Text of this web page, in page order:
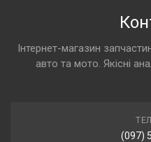
Інтернет-магазин
авто та мото. Якісні
(097)